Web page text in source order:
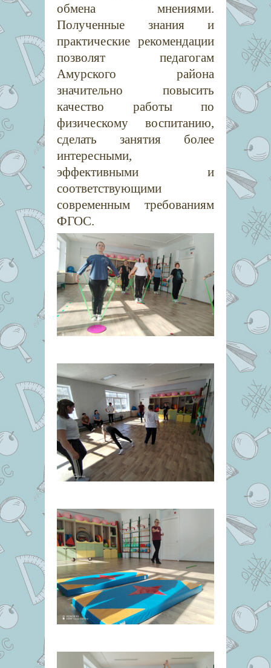
обмена мнениями.
Полученные знания и
практические рекомендации
позволят педагогам
Амурского района
значительно повысить
качество работы по
физическому воспитанию,
сделать занятия более
интересными,
эффективными и
соответствующими
современным требованиям
ФГОС.